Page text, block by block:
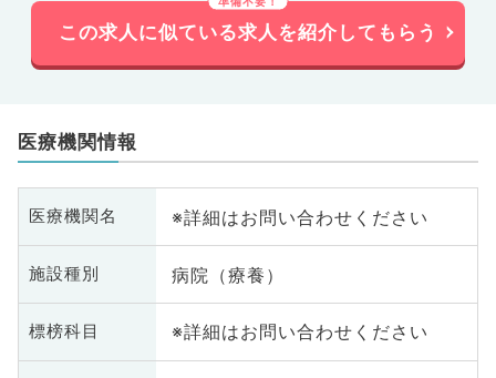
この求人に似ている求人を紹介してもらう
医療機関情報
医療機関名 ※詳細はお問い合わせください
施設種別 病院（療養）
標榜科目 ※詳細はお問い合わせください